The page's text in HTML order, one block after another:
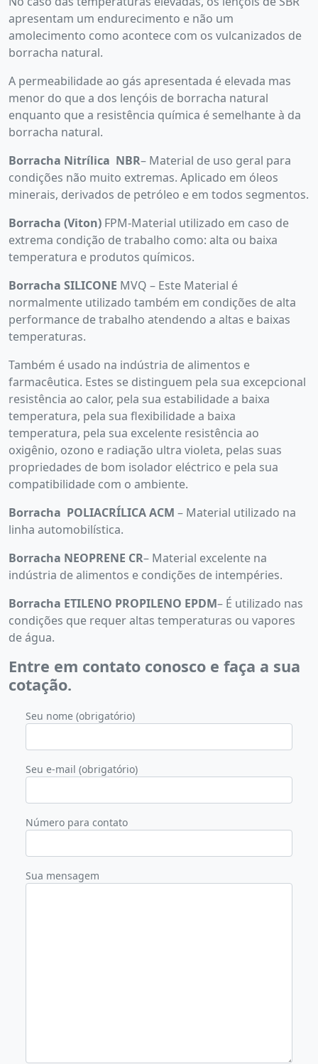
apresentam um endurecimento e não um
amolecimento como acontece com os vulcanizados de
borracha natural.
A permeabilidade ao gás apresentada é elevada mas
menor do que a dos lençóis de borracha natural
enquanto que a resistência química é semelhante à da
borracha natural.
Borracha Nitrílica NBR– Material de uso geral para
condições não muito extremas. Aplicado em óleos
minerais, derivados de petróleo e em todos segmentos.
Borracha (Viton) FPM-Material utilizado em caso de
extrema condição de trabalho como: alta ou baixa
temperatura e produtos químicos.
Borracha SILICONE MVQ – Este Material é
normalmente utilizado também em condições de alta
performance de trabalho atendendo a altas e baixas
temperaturas.
Também é usado na indústria de alimentos e
farmacêutica. Estes se distinguem pela sua excepcional
resistência ao calor, pela sua estabilidade a baixa
temperatura, pela sua flexibilidade a baixa
temperatura, pela sua excelente resistência ao
oxigênio, ozono e radiação ultra violeta, pelas suas
propriedades de bom isolador eléctrico e pela sua
compatibilidade com o ambiente.
Borracha POLIACRÍLICA ACM – Material utilizado na
linha automobilística.
Borracha NEOPRENE CR– Material excelente na
indústria de alimentos e condições de intempéries.
Borracha ETILENO PROPILENO EPDM– É utilizado nas
condições que requer altas temperaturas ou vapores
de água.
Entre em contato conosco e faça a sua
cotação.
Seu nome (obrigatório)
Seu e-mail (obrigatório)
Número para contato
Sua mensagem